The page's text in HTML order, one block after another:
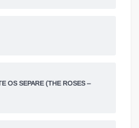
OS SEPARE (THE ROSES –